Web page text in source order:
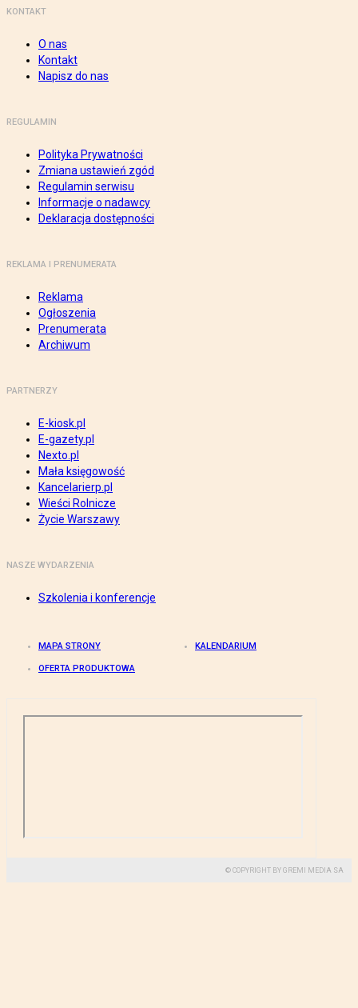
KONTAKT
O nas
Kontakt
Napisz do nas
REGULAMIN
Polityka Prywatności
Zmiana ustawień zgód
Regulamin serwisu
Informacje o nadawcy
Deklaracja dostępności
REKLAMA I PRENUMERATA
Reklama
Ogłoszenia
Prenumerata
Archiwum
PARTNERZY
E-kiosk.pl
E-gazety.pl
Nexto.pl
Mała księgowość
Kancelarierp.pl
Wieści Rolnicze
Życie Warszawy
NASZE WYDARZENIA
Szkolenia i konferencje
MAPA STRONY KALENDARIUM
OFERTA PRODUKTOWA
© COPYRIGHT BY GREMI MEDIA SA